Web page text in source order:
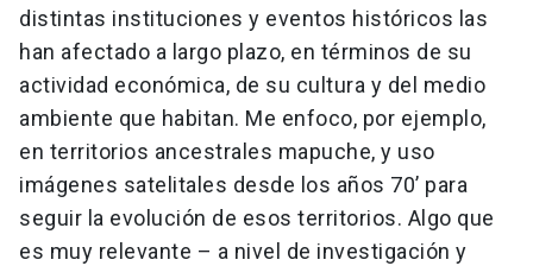
distintas instituciones y eventos históricos las
han afectado a largo plazo, en términos de su
actividad económica, de su cultura y del medio
ambiente que habitan. Me enfoco, por ejemplo,
en territorios ancestrales mapuche, y uso
imágenes satelitales desde los años 70’ para
seguir la evolución de esos territorios. Algo que
es muy relevante – a nivel de investigación y